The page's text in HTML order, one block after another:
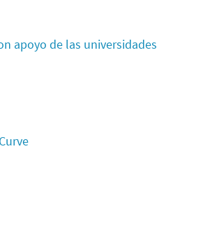
apoyo de las universidades